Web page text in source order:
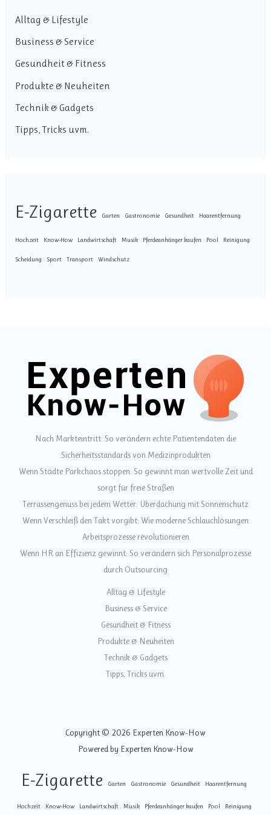
Alltag & Lifestyle
Business & Service
Gesundheit & Fitness
Produkte & Neuheiten
Technik & Gadgets
Tipps, Tricks uvm.
E-Zigarette Garten Gastronomie Gesundheit Haarentfernung
Hochzeit Know-How Landwirtschaft Musik Pferdeanhänger kaufen Pool Reinigung
Scheidung Sport Transport Windschutz
Nach Markteintritt: So verändern echte Patientendaten die
Sicherheitsstandards von Medizinprodukten
Wenn Städte Parkchaos stoppen: So gewinnt man wertvolle Zeit und
sorgt für freie Straßen
Terrassengenuss bei jedem Wetter: Überdachung mit Sonnenschutz
Wenn Verschleiß den Takt vorgibt: Wie moderne Schlauchlösungen
Arbeitsprozesse revolutionieren
Wenn HR an Effizienz gewinnt: So verändern sich Personalprozesse
durch Outsourcing
Alltag & Lifestyle
Business & Service
Gesundheit & Fitness
Produkte & Neuheiten
Technik & Gadgets
Tipps, Tricks uvm.
Copyright © 2026 Experten Know-How
Powered by Experten Know-How
E-Zigarette Garten Gastronomie Gesundheit Haarentfernung
Hochzeit Know-How Landwirtschaft Musik Pferdeanhänger kaufen Pool Reinigung